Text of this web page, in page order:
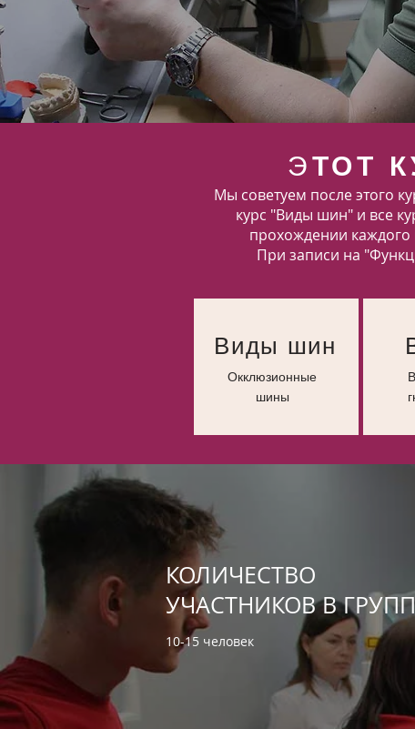
ЭТОТ
Мы советуем после этого
курс "Виды шин" и все
прохождении каждого
При записи на
Виды шин
Окклюзионные
шины
КОЛИЧЕСТВО
УЧАСТНИКОВ В
10-15 человек